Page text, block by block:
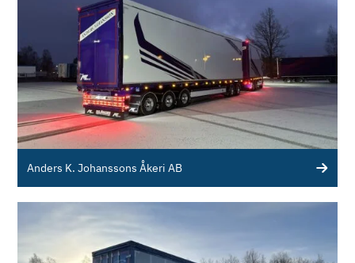
Anders K. Johanssons Åkeri AB